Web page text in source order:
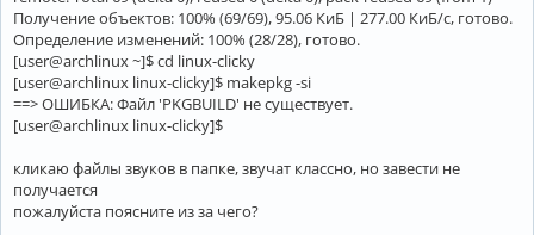
Получение объектов: 100% (69/69), 95.06 КиБ | 277.00 КиБ/с, готово.
Определение изменений: 100% (28/28), готово.
[user@archlinux ~]$ cd linux-clicky
[user@archlinux linux-clicky]$ makepkg -si
==> ОШИБКА: Файл 'PKGBUILD' не существует.
[user@archlinux linux-clicky]$
кликаю файлы звуков в папке, звучат классно, но завести не
получается
пожалуйста поясните из за чего?